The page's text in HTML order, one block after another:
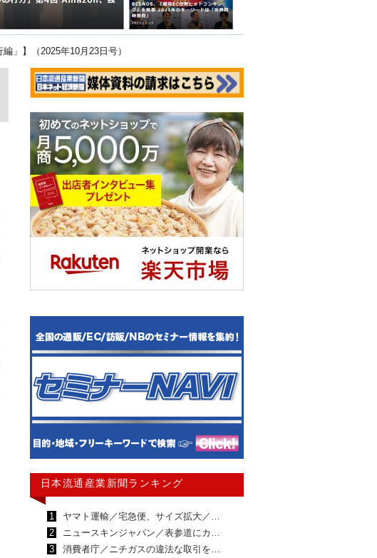
」】（2025年10月23日号）
日本流通産業新聞ランキング
1
ヤマト運輸／宅急便、サイズ拡大／…
2
ニュースキンジャパン／表参道にカ…
3
消費者庁／ニチガスの違法な取引を…